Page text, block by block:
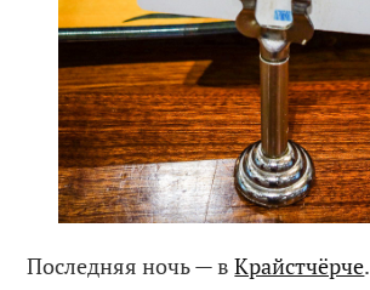
Последняя ночь — вКрайстчёрче.